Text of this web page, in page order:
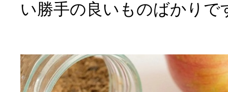
い勝手の良いものばかりで